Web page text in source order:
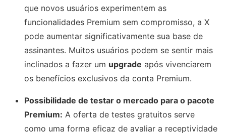
que novos usuários experimentem as
funcionalidades Premium sem compromisso, a X
pode aumentar significativamente sua base de
assinantes. Muitos usuários podem se sentir mais
inclinados a fazer um upgrade após vivenciarem
os benefícios exclusivos da conta Premium.
Possibilidade de testar o mercado para o pacote
Premium: A oferta de testes gratuitos serve
como uma forma eficaz de avaliar a receptividade